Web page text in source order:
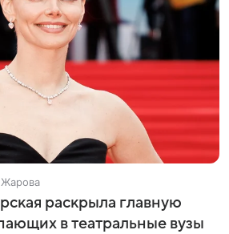
раскрыла главную
в театральные вузы